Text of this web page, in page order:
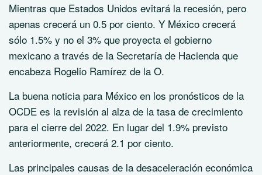
Mientras que Estados Unidos evitará la recesión, pero
apenas crecerá un 0.5 por ciento. Y México crecerá
sólo 1.5% y no el 3% que proyecta el gobierno
mexicano a través de la Secretaría de Hacienda que
encabeza Rogelio Ramírez de la O.
La buena noticia para México en los pronósticos de la
OCDE es la revisión al alza de la tasa de crecimiento
para el cierre del 2022. En lugar del 1.9% previsto
anteriormente, crecerá 2.1 por ciento.
Las principales causas de la desaceleración económica